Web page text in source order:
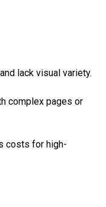
lack visual variety.
complex pages or
costs for high-